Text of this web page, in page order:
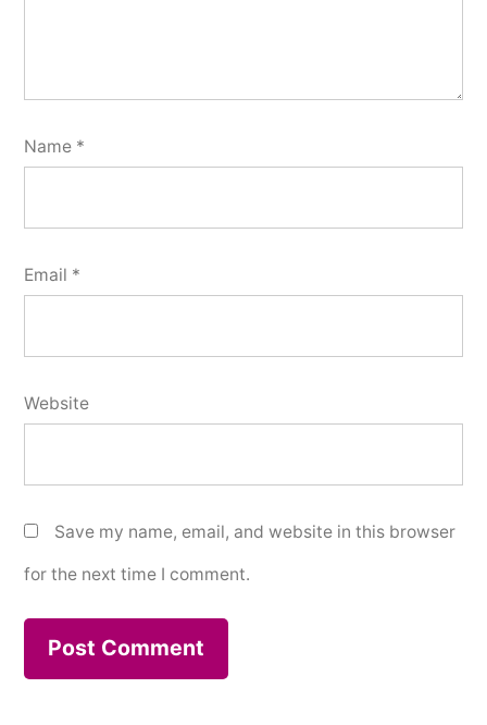
Name *
Email *
Website
Save my name, email, and website in this browser
for the next time I comment.